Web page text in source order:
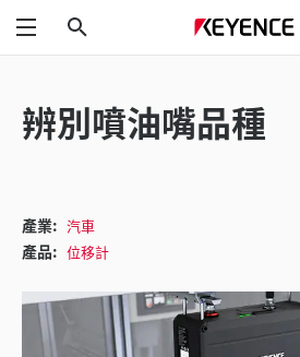
功能表
辨別噴油嘴品種
產業: 汽車
產品: 位移計